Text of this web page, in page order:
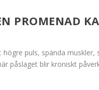
PROMENAD
puls, spända
påslaget blir kroniskt